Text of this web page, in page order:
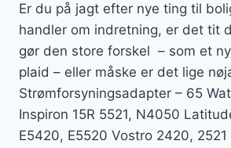
Er du på jagt efter nye ting til
handler om indretning, er det tit
gør den store forskel – som et
plaid – eller måske er det lige
Strømforsyningsadapter – 65
Inspiron 15R 5521, N4050
E5420, E5520 Vostro 2420, 2521